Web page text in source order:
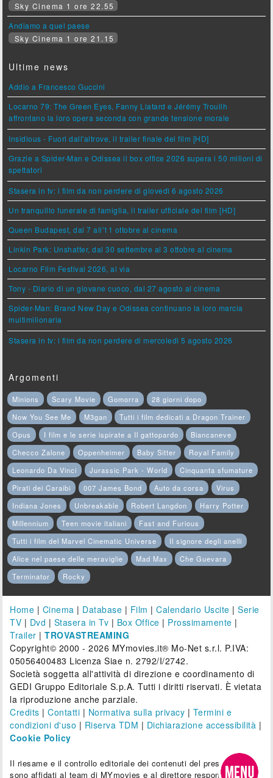
Sky Cinema 1 ore 22.55
Andiamo a quel paese
Sky Cinema 1 ore 21.15
Ultime news
Addio a Francesco Guccini
Locarno 79: The Green Eyes, Fanny Liatard e Jérémy Trouilh
affrontano la loro opera seconda con grande tensione morale
Insidious - Fuori dall'altrove, il trailer finale del film [HD]
Grazie a Spider-Man e Odissea il box office 2026 supera i 50 milioni di
spettatori
Stasera in tv: i film da non perdere di giovedì 6 agosto 2026
Un tranquillo funerale di famiglia, il trailer ufficiale del film [HD]
Queen Budapest, dal 7 all'11 ottobre al cinema
Linkin Park: Unshatter, dal 30 settembre al 3 ottobre al cinema
Locarno Film Festival 2026, al via
Tony - Diario di un giovane cuoco, dal 27 agosto al cinema
Spider-Man: Brand New Day e Odissea continuano la loro marcia
multimilionaria
Stasera in tv: i film da non perdere di mercoledì 5 agosto 2026
Argomenti
Minions Scary Movie Gomorra
28 giorni dopo
Now You See Me
M3gan
Tutti i film dedicati a Dragon Trainer
Opus
I film e le serie ispirate a Il gattopardo
Biancaneve
Checco Zalone
Oppenheimer Baby Sitter
Royal Family
Leonardo Da Vinci
Jurassic Park - World
Cinquanta sfumature
Pirati dei Caraibi
007 James Bond Auto da corsa
Virus
Indiana Jones
Unbreakable Robert Langdon
Harry Potter
Millennium
Teen movie italiani
Fast and Furious
Tutti i film del Marvel Cinematic Universe
Il signore degli anelli
Alice nel paese delle meraviglie
Mad Max
Che Guevara
Terminator
Rocky
Home | Cinema | Database | Film |Calendario Uscite |Serie
TV | Dvd | Stasera in Tv | Box Office | Prossimamente |
Trailer |TROVASTREAMING
Copyright© 2000 - 2026 MYmovies.it® Mo-Net s.r.l. P.IVA:
05056400483 Licenza Siae n. 2792/I/2742.
Società soggetta all'attività di direzione e coordinamento di
GEDI Gruppo Editoriale S.p.A. Tutti i diritti riservati. È vietata
la riproduzione anche parziale.
Credits |Contatti | Normativa sulla privacy | Termini e
condizioni d'uso | Riserva TDM | Dichiarazione accessibilità |
Cookie Policy
Il riesame e il controllo editoriale dei contenuti del presente sito
sono affidati al team di MYmovies e al direttore responsabile.